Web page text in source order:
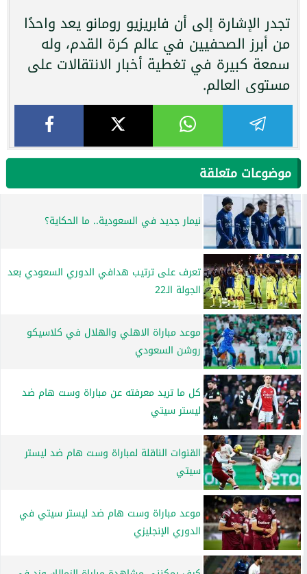
تجدر الإشارة إلى أن فابريزيو رومانو يعد واحدًا
من أبرز الصحفيين في عالم كرة القدم، وله
سمعة كبيرة في تغطية أخبار الانتقالات على
مستوى العالم.
موضوعات متعلقة
نيمار جديد في السعودية.. ما الحكاية؟
تعرف على ترتيب هدافي الدوري السعودي بعد
الجولة الـ22
موعد مباراة الاهلي والهلال في كلاسيكو
روشن السعودي
كل ما تريد معرفته عن مباراة وست هام ضد
ليستر سيتي
القنوات الناقلة لمباراة وست هام ضد ليستر
سيتي
موعد مباراة وست هام ضد ليستر سيتي في
الدوري الإنجليزي